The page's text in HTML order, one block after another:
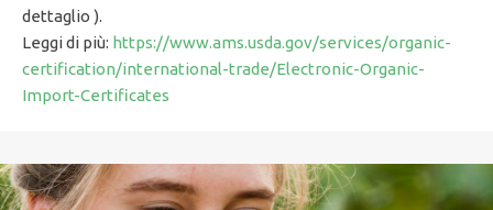
dettaglio ).
Leggi di più: https://www.ams.usda.gov/services/organic-
certification/international-trade/Electronic-Organic-
Import-Certificates